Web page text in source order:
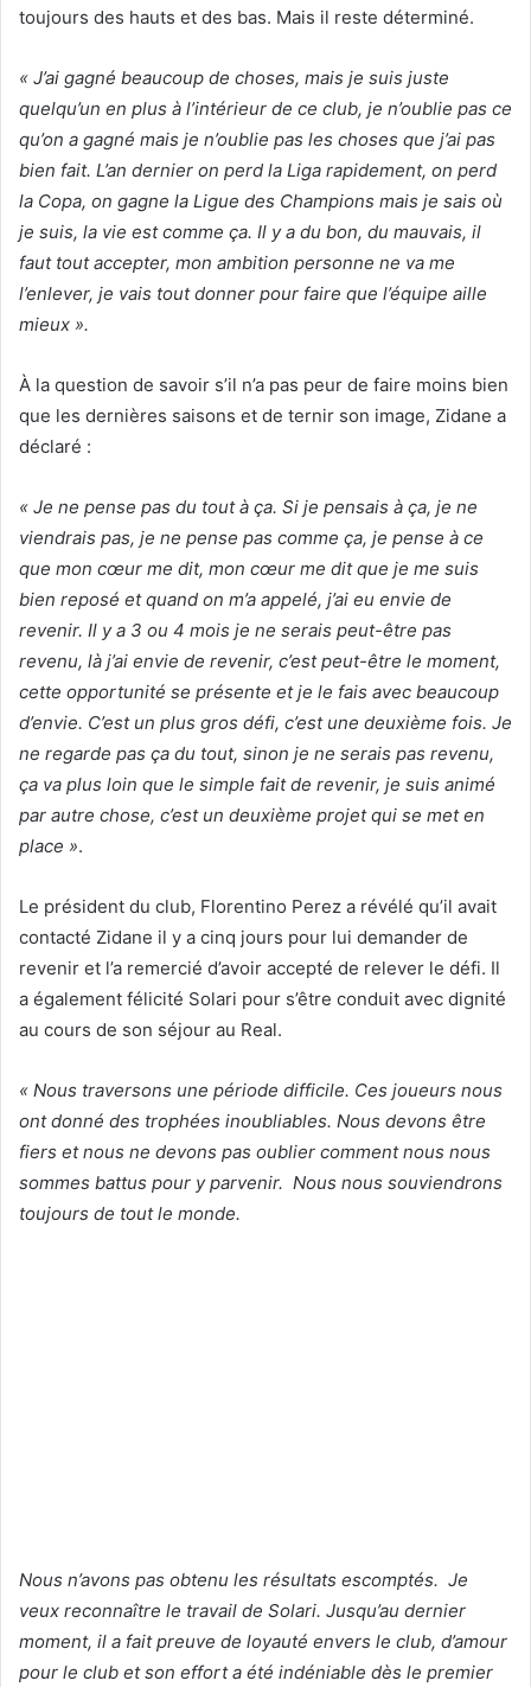
toujours des hauts et des bas. Mais il reste déterminé.
« J’ai gagné beaucoup de choses, mais je suis juste
quelqu’un en plus à l’intérieur de ce club, je n’oublie pas ce
qu’on a gagné mais je n’oublie pas les choses que j’ai pas
bien fait. L’an dernier on perd la Liga rapidement, on perd
la Copa, on gagne la Ligue des Champions mais je sais où
je suis, la vie est comme ça. Il y a du bon, du mauvais, il
faut tout accepter, mon ambition personne ne va me
l’enlever, je vais tout donner pour faire que l’équipe aille
mieux ».
À la question de savoir s’il n’a pas peur de faire moins bien
que les dernières saisons et de ternir son image, Zidane a
déclaré :
« Je ne pense pas du tout à ça. Si je pensais à ça, je ne
viendrais pas, je ne pense pas comme ça, je pense à ce
que mon cœur me dit, mon cœur me dit que je me suis
bien reposé et quand on m’a appelé, j’ai eu envie de
revenir. Il y a 3 ou 4 mois je ne serais peut-être pas
revenu, là j’ai envie de revenir, c’est peut-être le moment,
cette opportunité se présente et je le fais avec beaucoup
d’envie. C’est un plus gros défi, c’est une deuxième fois. Je
ne regarde pas ça du tout, sinon je ne serais pas revenu,
ça va plus loin que le simple fait de revenir, je suis animé
par autre chose, c’est un deuxième projet qui se met en
place ».
Le président du club, Florentino Perez a révélé qu’il avait
contacté Zidane il y a cinq jours pour lui demander de
revenir et l’a remercié d’avoir accepté de relever le défi. Il
a également félicité Solari pour s’être conduit avec dignité
au cours de son séjour au Real.
« Nous traversons une période difficile. Ces joueurs nous
ont donné des trophées inoubliables. Nous devons être
fiers et nous ne devons pas oublier comment nous nous
sommes battus pour y parvenir. Nous nous souviendrons
toujours de tout le monde.
Nous n’avons pas obtenu les résultats escomptés. Je
veux reconnaître le travail de Solari. Jusqu’au dernier
moment, il a fait preuve de loyauté envers le club, d’amour
pour le club et son effort a été indéniable dès le premier